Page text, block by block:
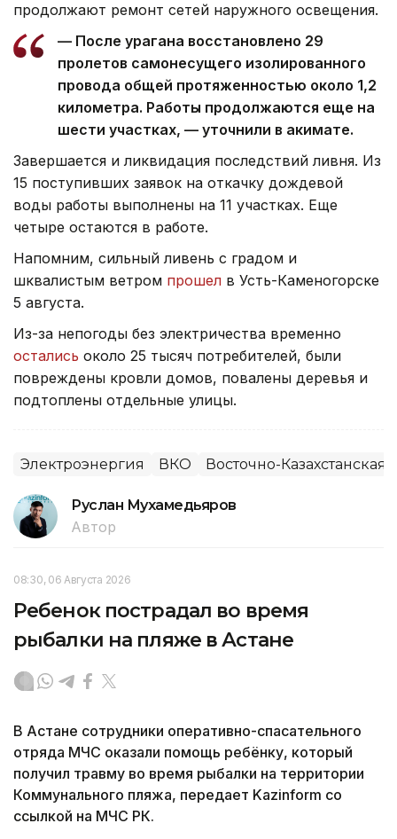
продолжают ремонт сетей наружного освещения.
— После урагана восстановлено 29
пролетов самонесущего изолированного
провода общей протяженностью около 1,2
километра. Работы продолжаются еще на
шести участках, — уточнили в акимате.
Завершается и ликвидация последствий ливня. Из
15 поступивших заявок на откачку дождевой
воды работы выполнены на 11 участках. Еще
четыре остаются в работе.
Напомним, сильный ливень с градом и
шквалистым ветром прошел в Усть-Каменогорске
5 августа.
Из-за непогоды без электричества временно
остались около 25 тысяч потребителей, были
повреждены кровли домов, повалены деревья и
подтоплены отдельные улицы.
Электроэнергия ВКО Восточно-Казахстанская
Руслан Мухамедьяров
Автор
08:30, 06 Августа 2026
Ребенок пострадал во время
рыбалки на пляже в Астане
В Астане сотрудники оперативно-спасательного
отряда МЧС оказали помощь ребёнку, который
получил травму во время рыбалки на территории
Коммунального пляжа, передает Kazinform со
ссылкой на МЧС РК.